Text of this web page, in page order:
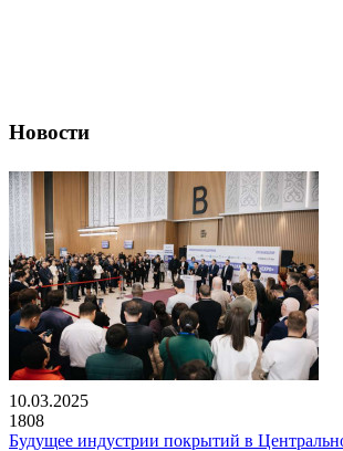
Новости
10.03.2025
1808
Будущее индустрии покрытий в